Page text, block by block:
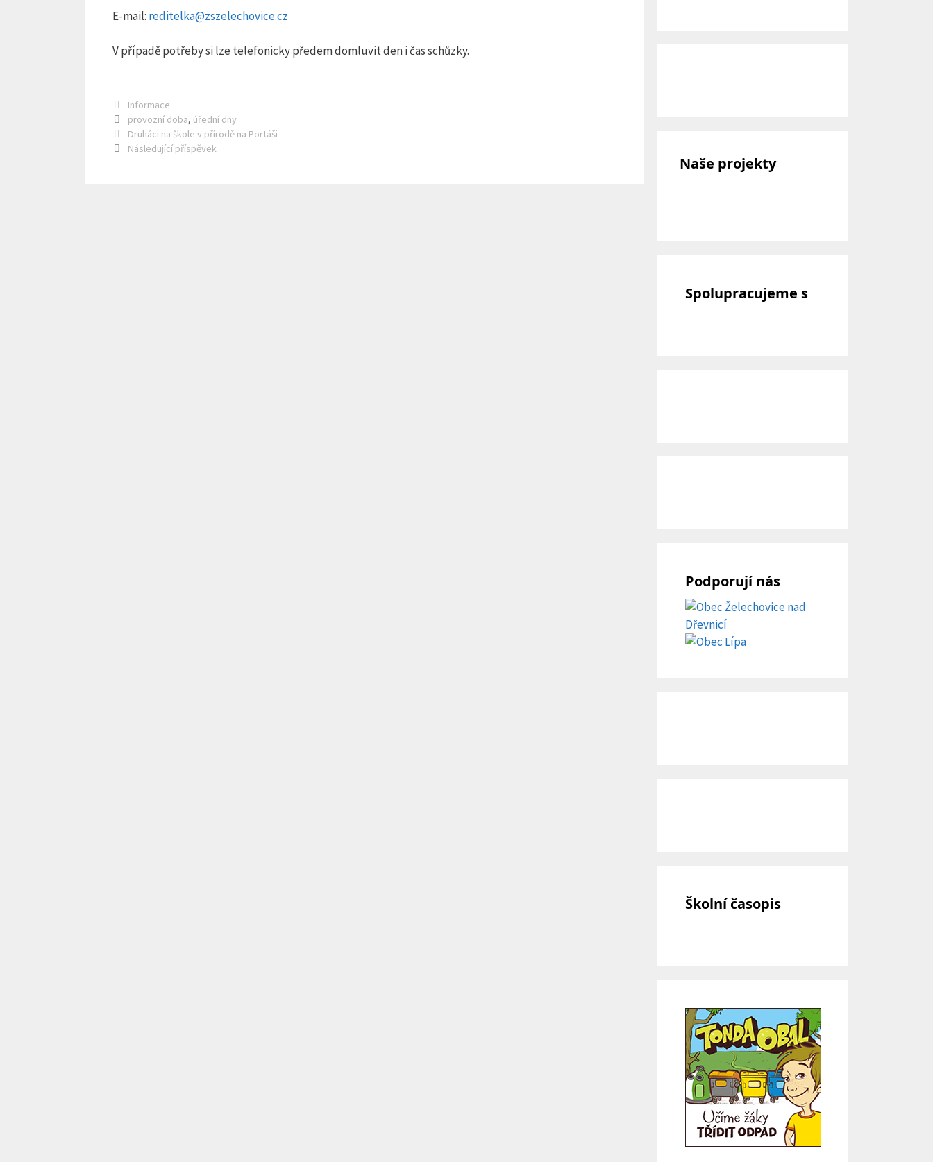
E-mail: reditelka@zszelechovice.cz
V případě potřeby si lze telefonicky předem domluvit den i čas schůzky.
Rubriky
Informace
Štítky
provozní doba, úřední dny
Druháci na škole v přírodě na Portáši
Následující příspěvek
Naše projekty
Spolupracujeme s
Podporují nás
Školní časopis